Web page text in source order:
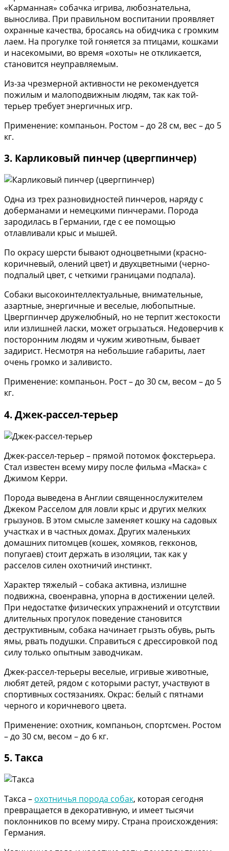
«Карманная» собачка игрива, любознательна,
вынослива. При правильном воспитании проявляет
охранные качества, бросаясь на обидчика с громким
лаем. На прогулке той гоняется за птицами, кошками
и насекомыми, во время «охоты» не откликается,
становится неуправляемым.
Из-за чрезмерной активности не рекомендуется
пожилым и малоподвижным людям, так как той-
терьер требует энергичных игр.
Применение: компаньон. Ростом – до 28 см, вес – до 5
кг.
3. Карликовый пинчер (цвергпинчер)
Одна из трех разновидностей пинчеров, наряду с
доберманами и немецкими пинчерами. Порода
зародилась в Германии, где с ее помощью
отлавливали крыс и мышей.
По окрасу шерсти бывают одноцветными (красно-
коричневый, олений цвет) и двухцветными (черно-
подпалый цвет, с четкими границами подпала).
Собаки высокоинтеллектуальные, внимательные,
азартные, энергичные и веселые, любопытные.
Цвергпинчер дружелюбный, но не терпит жестокости
или излишней ласки, может огрызаться. Недоверчив к
посторонним людям и чужим животным, бывает
задирист. Несмотря на небольшие габариты, лает
очень громко и заливисто.
Применение: компаньон. Рост – до 30 см, весом – до 5
кг.
4. Джек-рассел-терьер
Джек-рассел-терьер – прямой потомок фокстерьера.
Стал известен всему миру после фильма «Маска» с
Джимом Керри.
Порода выведена в Англии священнослужителем
Джеком Расселом для ловли крыс и других мелких
грызунов. В этом смысле заменяет кошку на садовых
участках и в частных домах. Других маленьких
домашних питомцев (кошек, хомяков, гекконов,
попугаев) стоит держать в изоляции, так как у
расселов силен охотничий инстинкт.
Характер тяжелый – собака активна, излишне
подвижна, своенравна, упорна в достижении целей.
При недостатке физических упражнений и отсутствии
длительных прогулок поведение становится
деструктивным, собака начинает грызть обувь, рыть
ямы, рвать подушки. Справиться с дрессировкой под
силу только опытным заводчикам.
Джек-рассел-терьеры веселые, игривые животные,
любят детей, рядом с которыми растут, участвуют в
спортивных состязаниях. Окрас: белый с пятнами
черного и коричневого цвета.
Применение: охотник, компаньон, спортсмен. Ростом
– до 30 см, весом – до 6 кг.
5. Такса
Такса – охотничья порода собак, которая сегодня
превращается в декоративную, и имеет тысячи
поклонников по всему миру. Страна происхождения:
Германия.